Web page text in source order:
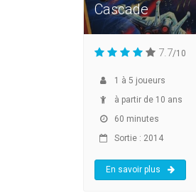
Cascade
7.7/10
1 à 5 joueurs
à partir de 10 ans
60 minutes
Sortie : 2014
En savoir plus